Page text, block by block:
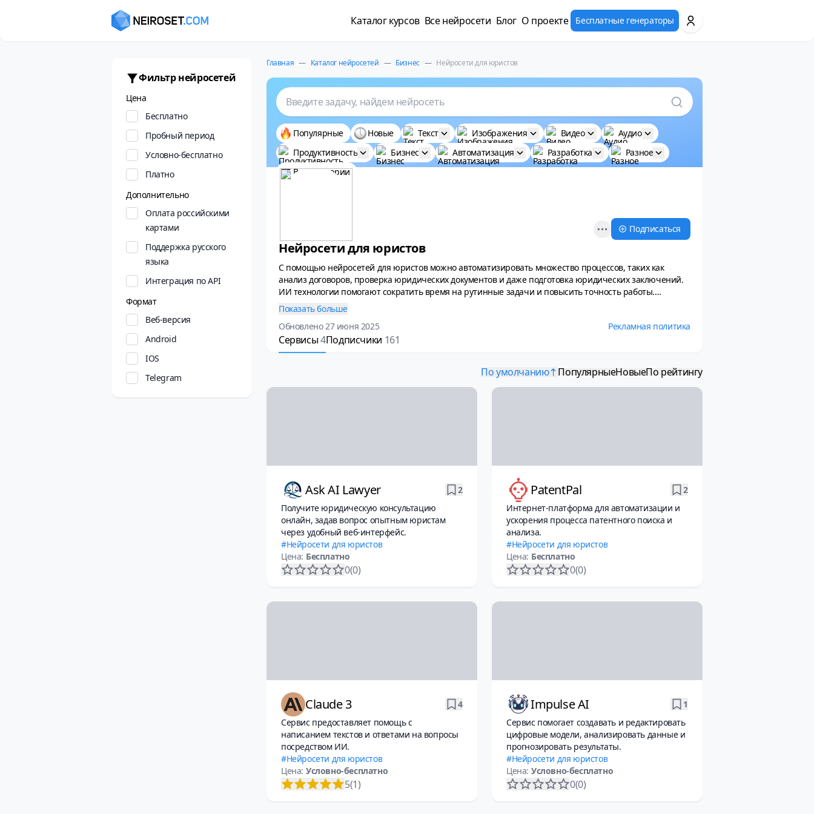
Каталог курсов Все нейросети Блог О проекте Бесплатные генераторы
Фильтр нейросетей
Цена
Бесплатно
Пробный период
Условно-бесплатно
Платно
Дополнительно
Оплата российскими
картами
Поддержка русского
языка
Интеграция по API
Формат
Веб-версия
Android
IOS
Telegram
Главная — Каталог нейросетей — Бизнес — Нейросети для юристов
Введите задачу, найдем нейросеть
Популярные Новые Текст Изображения Видео
Аудио
Продуктивность
Бизнес Автоматизация Разработка
Разное
Все категории
Open options
Подписаться
Нейросети для юристов
С помощью нейросетей для юристов можно автоматизировать множество процессов, таких как
анализ договоров, проверка юридических документов и даже подготовка юридических заключений.
ИИ технологии помогают сократить время на рутинные задачи и повысить точность работы.
Нейросети способны проводить интеллектуальный поиск по законодательным базам данных,
предоставляя релевантные результаты за считанные секунды. Юристы могут использовать
нейросети для создания шаблонов документов и автоматической генерации отчетов, что
значительно ускоряет процесс документооборота. Применение нейросетей также улучшает работу с
клиентами, позволяя эффективно обрабатывать запросы и предоставлять качественные
Показать больше
Обновлено 27 июня 2025
Рекламная политика
Сервисы4Подписчики 161
По умолчанию ПопулярныеНовыеПо рейтингу
Ask AI Lawyer
2
Получите юридическую консультацию
онлайн, задав вопрос опытным юристам
через удобный веб-интерфейс.
Нейросети для юристов
Цена: Бесплатно
0(0)
PatentPal
2
Интернет-платформа для автоматизации и
ускорения процесса патентного поиска и
анализа.
Нейросети для юристов
Цена: Бесплатно
0(0)
Claude 3
4
Сервис предоставляет помощь с
написанием текстов и ответами на вопросы
посредством ИИ.
Нейросети для юристов
Цена: Условно-бесплатно
5(1)
Impulse AI
1
Сервис помогает создавать и редактировать
цифровые модели, анализировать данные и
прогнозировать результаты.
Нейросети для юристов
Цена: Условно-бесплатно
0(0)